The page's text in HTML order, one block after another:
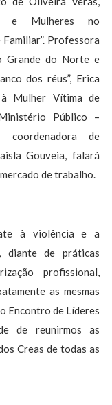
e Mulheres no
Professora
Grande do Norte e
dos réus”, Erica
Mulher Vítima de
Público –
de
Gouveia, falará
de trabalho.
à violência e a
diante de práticas
profissional,
as mesmas
Encontro de Líderes
de reunirmos as
Creas de todas as